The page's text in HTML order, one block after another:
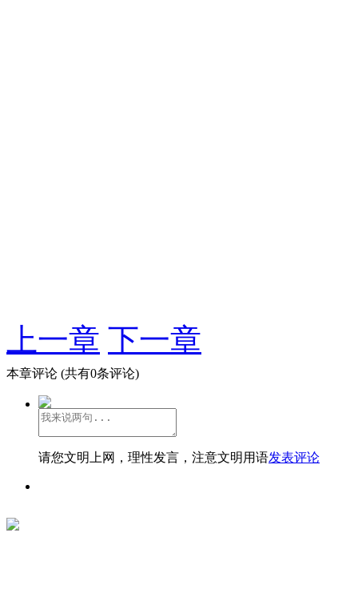
上一章 下一章
本章评论 (共有0条评论)
请您文明上网，理性发言，注意文明用语发表评论